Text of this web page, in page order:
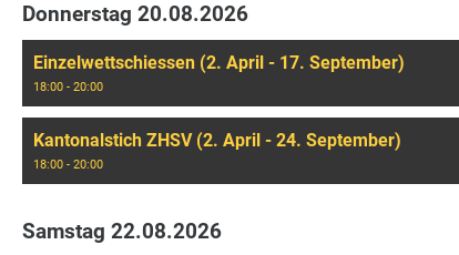
Donnerstag 20.08.2026
Einzelwettschiessen (2. April - 17. September)
18:00 - 20:00
Kantonalstich ZHSV (2. April - 24. September)
18:00 - 20:00
Samstag 22.08.2026